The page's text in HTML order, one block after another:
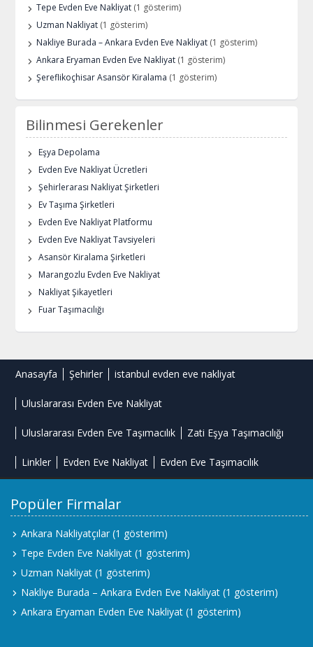
Tepe Evden Eve Nakliyat (1 gösterim)
Uzman Nakliyat (1 gösterim)
Nakliye Burada – Ankara Evden Eve Nakliyat (1 gösterim)
Ankara Eryaman Evden Eve Nakliyat (1 gösterim)
Şereflikoçhisar Asansör Kiralama (1 gösterim)
Bilinmesi Gerekenler
Eşya Depolama
Evden Eve Nakliyat Ücretleri
Şehirlerarası Nakliyat Şirketleri
Ev Taşıma Şirketleri
Evden Eve Nakliyat Platformu
Evden Eve Nakliyat Tavsiyeleri
Asansör Kiralama Şirketleri
Marangozlu Evden Eve Nakliyat
Nakliyat Şikayetleri
Fuar Taşımacılığı
Anasayfa Şehirler istanbul evden eve nakliyat
Uluslararası Evden Eve Nakliyat
Uluslararası Evden Eve Taşımacılık Zati Eşya Taşımacılığı
Linkler Evden Eve Nakliyat Evden Eve Taşımacılık
Popüler Firmalar
Ankara Nakliyatçılar (1 gösterim)
Tepe Evden Eve Nakliyat (1 gösterim)
Uzman Nakliyat (1 gösterim)
Nakliye Burada – Ankara Evden Eve Nakliyat (1 gösterim)
Ankara Eryaman Evden Eve Nakliyat (1 gösterim)